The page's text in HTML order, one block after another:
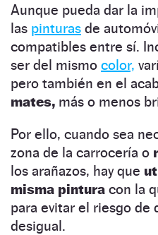
Aunque pueda dar la
las pinturas de
compatibles entre sí.
ser del mismo color,
pero también en el
mates, más o menos
Por ello, cuando sea
zona de la carrocería o
los arañazos, hay que
misma pintura con la
para evitar el riesgo de
desigual.